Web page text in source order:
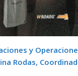
y
Rodas,